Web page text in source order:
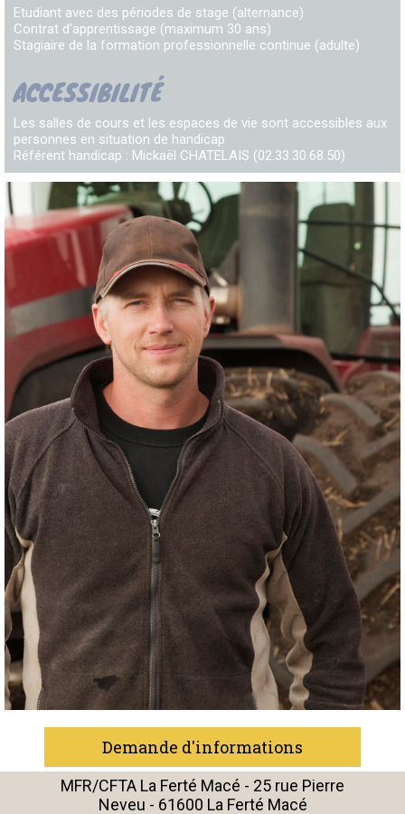
Etudiant avec des périodes de stage (alternance)
Contrat d'apprentissage (maximum 30 ans)
Stagiaire de la formation professionnelle continue (adulte)
ACCESSIBILITÉ
Les salles de cours et les espaces de vie sont accessibles aux
personnes en situation de handicap
Référent handicap : Mickaël CHATELAIS (02.33.30.68.50)
Demande d'informations
MFR/CFTA La Ferté Macé - 25 rue Pierre
Neveu - 61600 La Ferté Macé